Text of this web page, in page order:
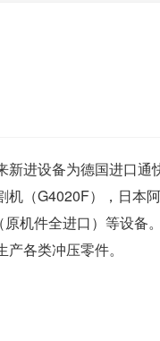
进设备为德国进口通
（G4020F），日本
机件全进口）等设备
各类冲压零件。